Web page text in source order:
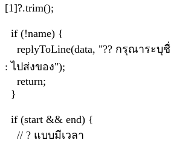
[1]?.trim();
if (!name) {
replyToLine(data, "?? กรุณาระบุชื่
: ไปส่งของ");
return;
}
if (start && end) {
// ? แบบมีเวลา